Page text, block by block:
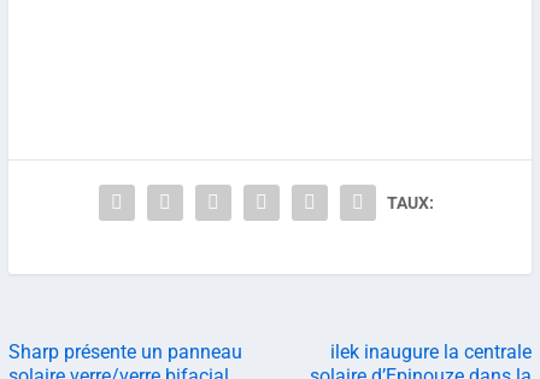
TAUX:
Sharp présente un panneau
ilek inaugure la centrale